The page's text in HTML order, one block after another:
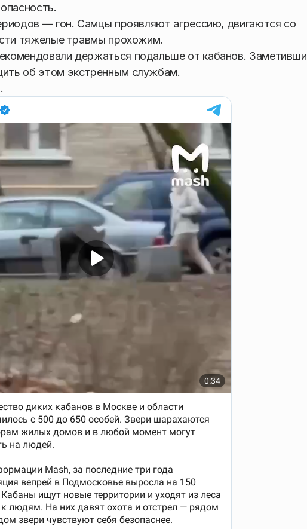
— гон. Самцы проявляют агрессию, двигаются со
тяжелые травмы прохожим.
держаться подальше от кабанов.
об этом экстренным службам.
.